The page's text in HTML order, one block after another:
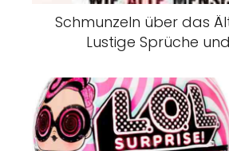
Schmunzeln über das
Lustige Sprüche